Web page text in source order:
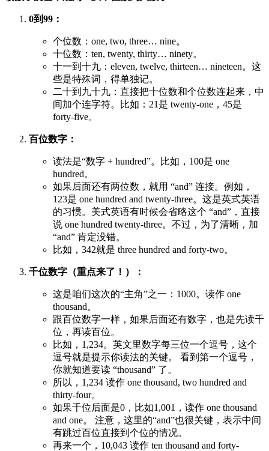
0到99：
个位数：one, two, three… nine。
十位数：ten, twenty, thirty… ninety。
十一到十九：eleven, twelve, thirteen… nineteen。这
些是特殊词，得单独记。
二十到九十九：直接把十位数和个位数连起来，中
间加个连字符。比如：21是 twenty-one，45是
forty-five。
百位数字：
读法是“数字 + hundred”。比如，100是 one
hundred。
如果后面还有两位数，就用 “and” 连接。例如，
123是 one hundred and twenty-three。这是英式英语
的习惯。美式英语有时候会省略这个 “and”，直接
说 one hundred twenty-three。不过，为了清晰，加
“and” 肯定没错。
比如，342就是 three hundred and forty-two。
千位数字（重点来了！）：
这是咱们这次的“主角”之一：1000。读作 one
thousand。
跟百位数字一样，如果后面还有数字，也是先读千
位，再读百位。
比如，1,234。英文里数字每三位一个逗号，这个
逗号就是提示你读法的关键。 看到第一个逗号，
你就知道要读 “thousand” 了。
所以，1,234 读作 one thousand, two hundred and
thirty-four。
如果千位后面是0，比如1,001，读作 one thousand
and one。 注意，这里的“and”也很关键，表示中间
有跳过百位直接到个位的情况。
再来一个，10,043 读作 ten thousand and forty-